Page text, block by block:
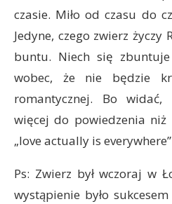
czasie. Miło od czasu do
Jedyne, czego zwierz
buntu. Niech się
wobec, że nie będzie
romantycznej. Bo widać,
więcej do powiedzenia niż
„love actually is
Ps: Zwierz był wczoraj w
wystąpienie było